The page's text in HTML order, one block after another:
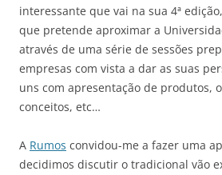
interessante que vai na sua 4ª
que pretende aproximar a
através de uma série de sessões
empresas com vista a dar as suas
uns com apresentação de produtos,
conceitos, etc…
A Rumos convidou-me a fazer uma
decidimos discutir o tradicional vão